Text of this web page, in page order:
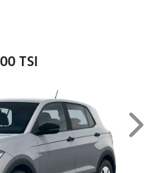
TSI